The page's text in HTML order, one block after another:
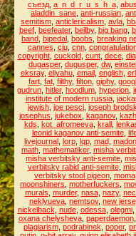
съезд, a_n_d_r_u_s_h_a,
aladdin_sane anti-russian
semitism anticlericalism avla
beef beefeater, beilby, big bang
band bipedal boobs breaking
cannes ciu, cnn,
copyright, cuckold, cunt, dece,
dugasper, dugusper, dw,
eksray, eliyahu, email, english,
fart, fat, filthy, filton, giphy,
gudrun hitler, hoodlum hyperion
institute of modern russia,
jewish joe pesci joseph
josephus jukebox kaganov,
kds kot_afromeeva, krall,
leonid kaganov anti-semite,
livejournal, lorp, lqp, mad,
math mathematiker, misha
misha verbitsky anti-semite
verbitsky rabid anti-semite,
verbitsky stool pigeon, moma,
moonshiners motherfuckers
murals murder, nasa, nazy,
neklyueva nemtsov, new
nickelback nude, odessa, olegmi,
oxana chelysheva, paperdaemon,
plagiarism, podrabinek poper,